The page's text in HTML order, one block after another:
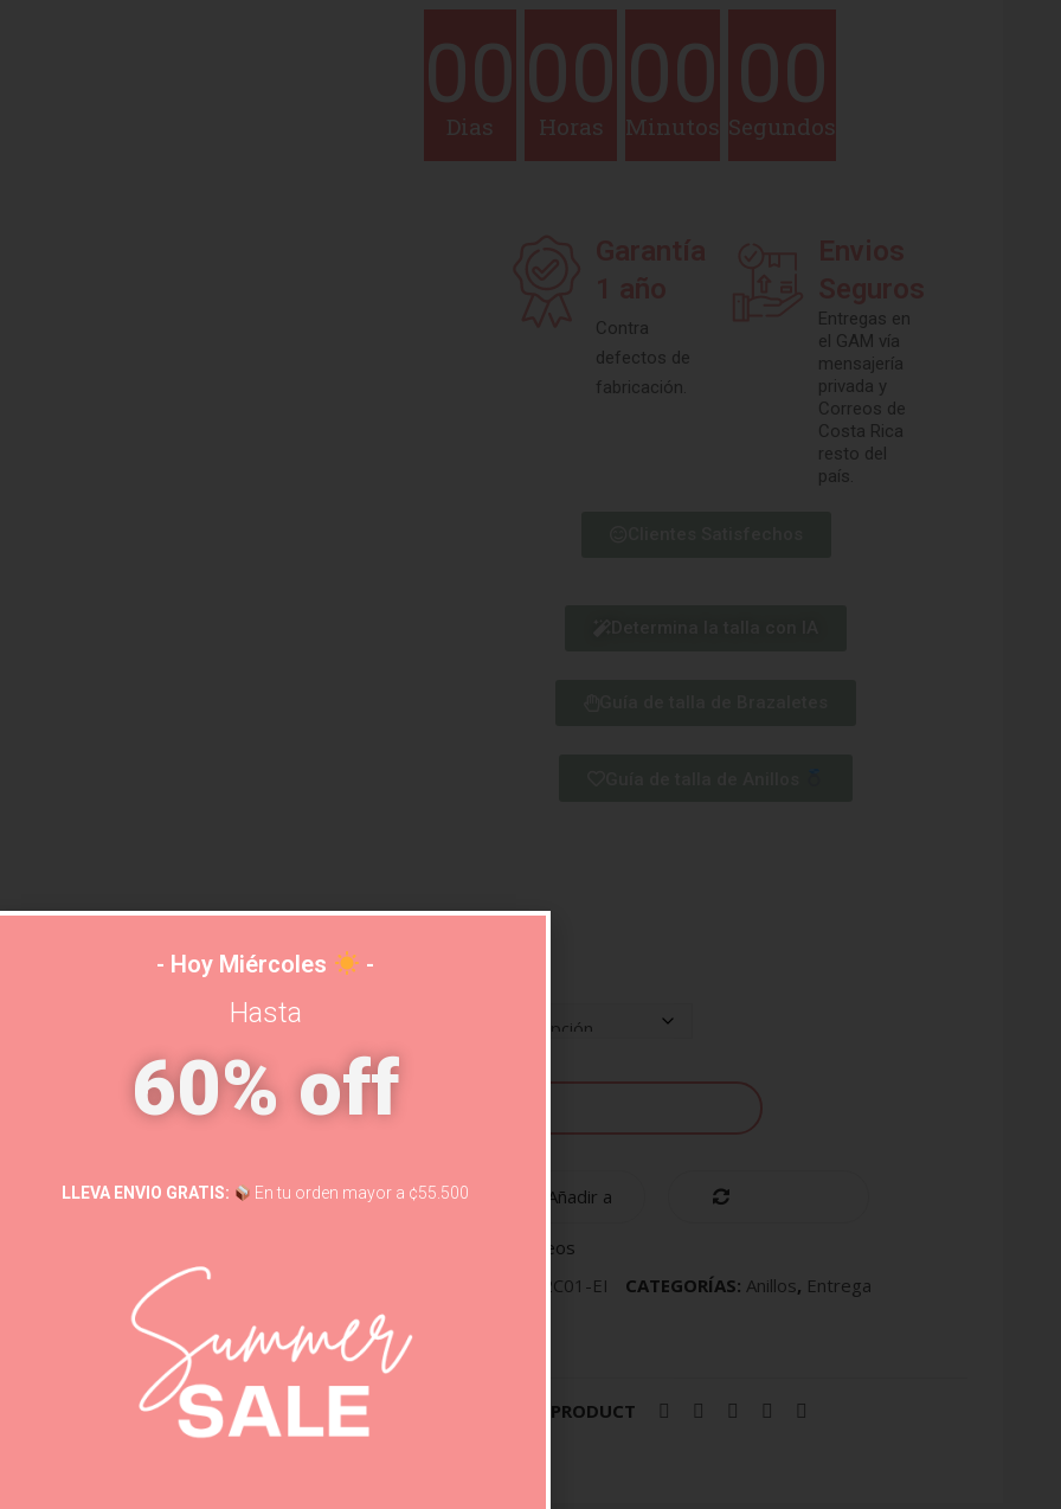
00
Dias
00
Horas
00
Minutos
00
Segundos
Contra
defectos de
fabricación.
Entregas en
el GAM vía
mensajería
privada y
Correos de
Costa Rica
resto del
país.
Añadir a
deseos
190052C01-EI CATEGORÍAS:Anillos, Entrega
SHARE THIS PRODUCT
- Hoy Miércoles -
Hasta
60% off
LLEVA ENVIO GRATIS: En tu orden mayor a ¢55.500